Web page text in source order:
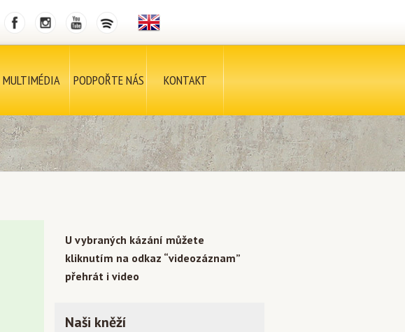
MULTIMÉDIA PODPOŘTE NÁS KONTAKT
U vybraných kázání můžete
kliknutím na odkaz “videozáznam”
přehrát i video
Naši kněží